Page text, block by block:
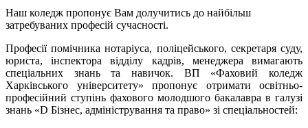
Наш коледж пропонує Вам долучитись до найбільш
затребуваних професій сучасності.
Професії помічника нотаріуса, поліцейського, секретаря суду,
юриста, інспектора відділу кадрів, менеджера вимагають
спеціальних знань та навичок. ВП «Фаховий коледж
Харківського університету» пропонує отримати освітньо-
професійний ступінь фахового молодшого бакалавра в галузі
знань «D Бізнес, адміністрування та право» зі спеціальностей: